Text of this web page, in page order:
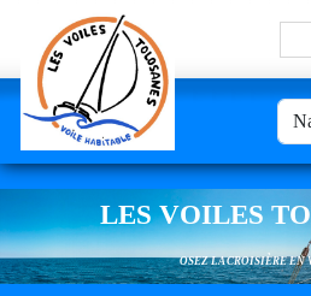
LES VOILES
OSEZ LA CROISIÈRE EN
Panneau de gestion des cookies